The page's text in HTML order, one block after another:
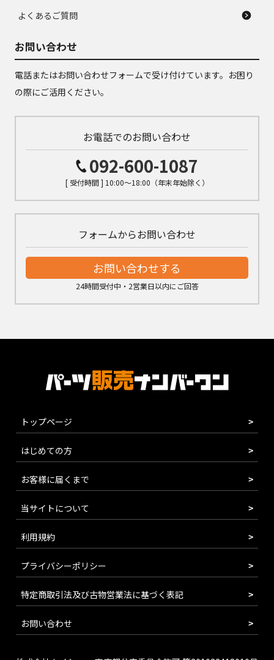
よくあるご質問
お問い合わせ
電話またはお問い合わせフォームで受け付けています。お困り
の際にご活用ください。
お電話でのお問い合わせ
092-600-1087
[ 受付時間 ] 10:00～18:00（年末年始除く）
フォームからお問い合わせ
お問い合わせする
24時間受付中・2営業日以内にご回答
トップページ
はじめての方
お客様に届くまで
当サイトについて
利用規約
プライバシーポリシー
特定商取引法及び古物営業法に基づく表記
お問い合わせ